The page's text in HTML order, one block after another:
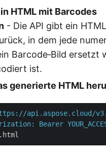
HTML mit Barcodes
- Die API gibt ein
in dem jede
Barcode‑Bild ersetzt
ist.
generierte HTML
api.aspose.cloud/
Bearer